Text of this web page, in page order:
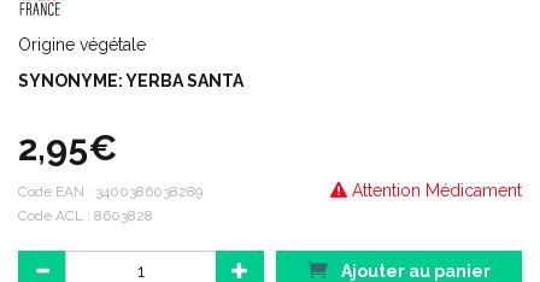
Origine végétale
SYNONYME: YERBA SANTA
2,95€
Attention Médicament
Code EAN : 3400386038289
Code ACL : 8603828
Ajouter au panier